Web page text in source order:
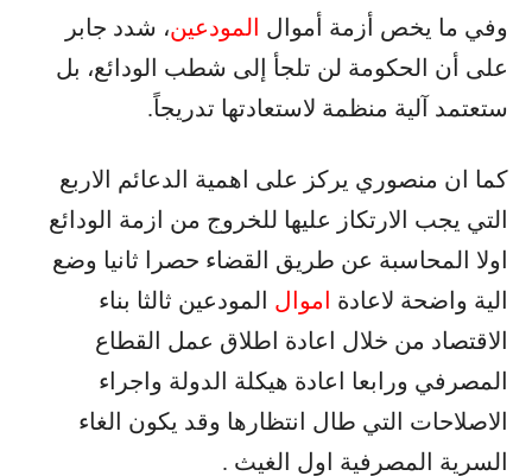
وفي ما يخص أزمة أموال المودعين، شدد جابر
على أن الحكومة لن تلجأ إلى شطب الودائع، بل
ستعتمد آلية منظمة لاستعادتها تدريجاً.
كما ان منصوري يركز على اهمية الدعائم الاربع
التي يجب الارتكاز عليها للخروج من ازمة الودائع
اولا المحاسبة عن طريق القضاء حصرا ثانيا وضع
الية واضحة لاعادة
اموال المودعين ثالثا بناء
الاقتصاد من خلال اعادة اطلاق عمل القطاع
المصرفي ورابعا اعادة هيكلة الدولة واجراء
الاصلاحات التي طال انتظارها وقد يكون الغاء
السرية المصرفية اول الغيث .